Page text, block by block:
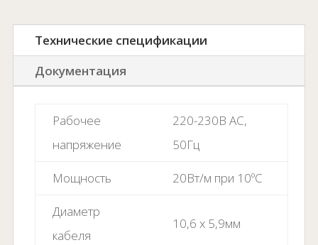
Технические спецификации
Документация
Рабочее
напряжение
220-230В AC,
50Гц
Мощность 20Вт/м при 10ºC
Диаметр
кабеля
10,6 x 5,9мм